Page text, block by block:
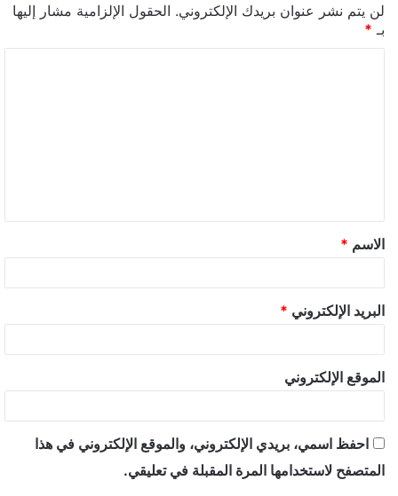
لن يتم نشر عنوان بريدك الإلكتروني. الحقول الإلزامية مشار إليها
بـ *
الاسم *
البريد الإلكتروني *
الموقع الإلكتروني
احفظ اسمي، بريدي الإلكتروني، والموقع الإلكتروني في هذا
المتصفح لاستخدامها المرة المقبلة في تعليقي.